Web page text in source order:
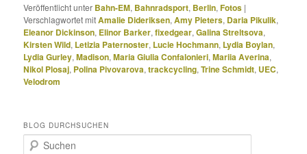
Veröffentlicht unter Bahn-EM, Bahnradsport, Berlin,Fotos |
Verschlagwortet mitAmalie Dideriksen,Amy Pieters, Daria Pikulik,
Eleanor Dickinson, Elinor Barker,fixedgear,Galina Streltsova,
Kirsten Wild, Letizia Paternoster, Lucie Hochmann, Lydia Boylan,
Lydia Gurley,Madison,Maria Giulia Confalonieri,Mariia Averina,
Nikol Plosaj, Polina Pivovarova,trackcycling,Trine Schmidt, UEC,
Velodrom
BLOG DURCHSUCHEN